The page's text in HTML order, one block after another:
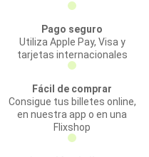
Pago seguro
Utiliza Apple Pay, Visa y
tarjetas internacionales
Fácil de comprar
Consigue tus billetes online,
en nuestra app o en una
Flixshop